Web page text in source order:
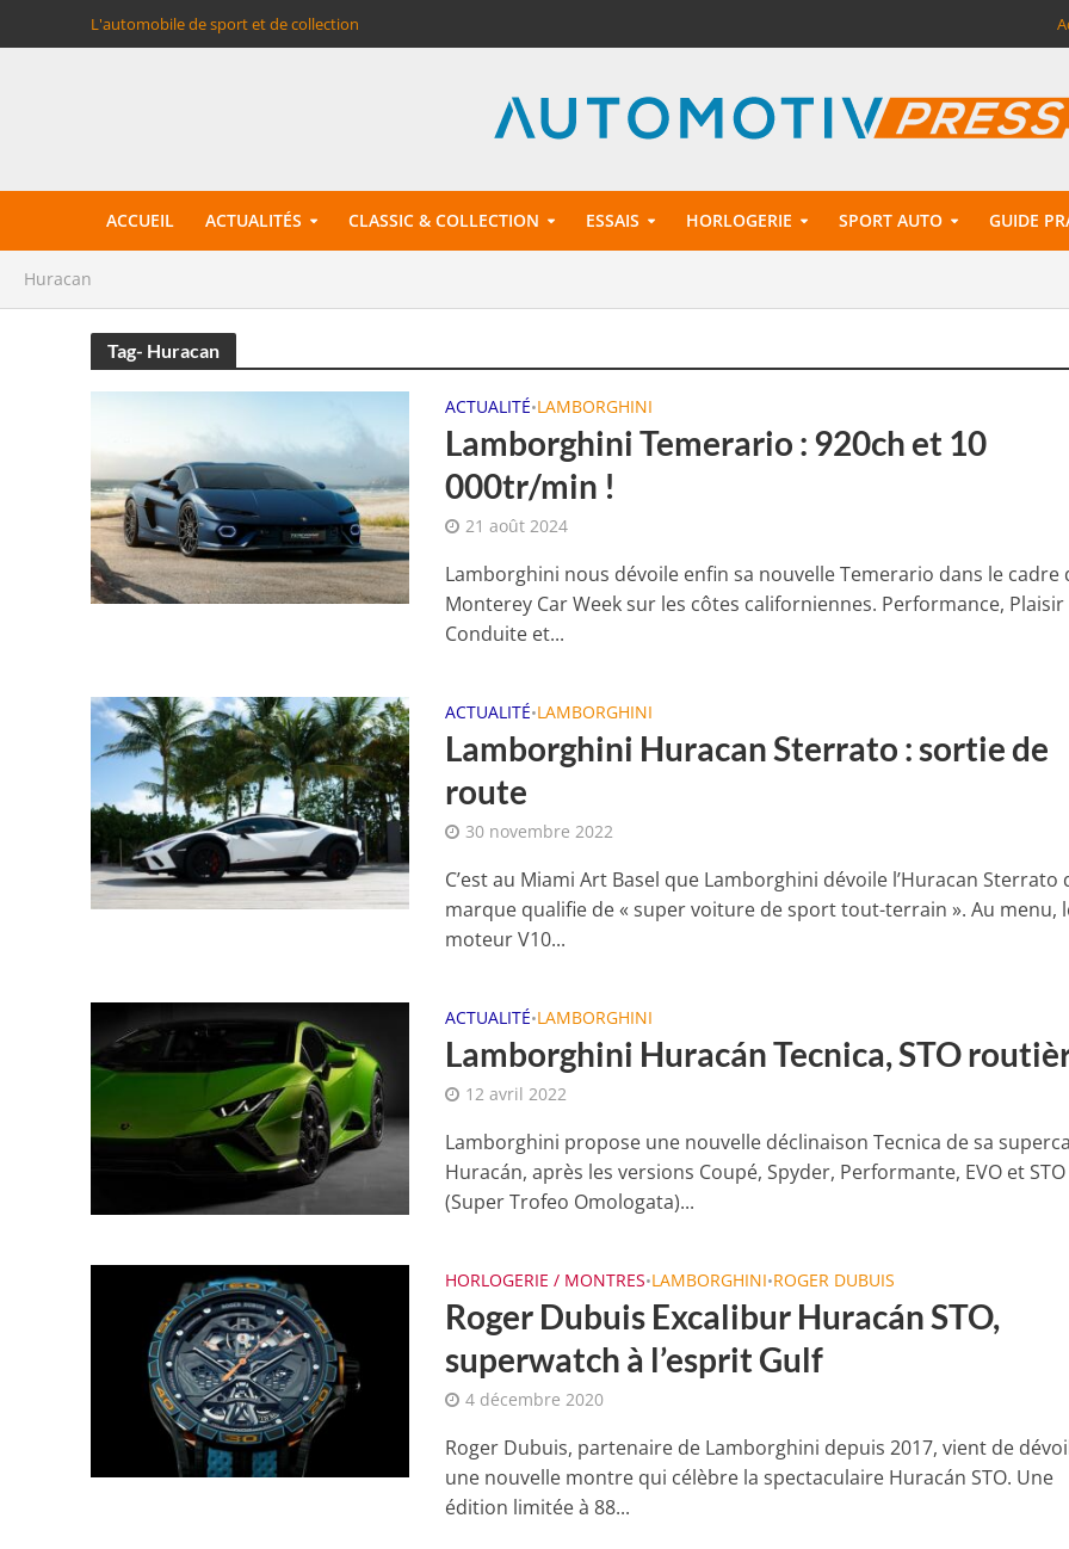
L'automobile de sport et de collection
ACCUEIL ACTUALITÉS CLASSIC & COLLECTION ESSAIS HORLOGERIE SPORT AUTO GUIDE
Huracan
Tag- Huracan
ACTUALITÉ•LAMBORGHINI
Lamborghini Temerario : 920ch et 10
000tr/min !
21 août 2024
Lamborghini nous dévoile enfin sa nouvelle Temerario dans le cadre
Monterey Car Week sur les côtes californiennes. Performance, Plaisir
Conduite et...
ACTUALITÉ•LAMBORGHINI
Lamborghini Huracan Sterrato : sortie de
route
30 novembre 2022
C’est au Miami Art Basel que Lamborghini dévoile l’Huracan Sterrato
marque qualifie de « super voiture de sport tout-terrain ». Au menu,
moteur V10...
ACTUALITÉ•LAMBORGHINI
Lamborghini Huracán Tecnica, STO
12 avril 2022
Lamborghini propose une nouvelle déclinaison Tecnica de sa
Huracán, après les versions Coupé, Spyder, Performante, EVO et STO
(Super Trofeo Omologata)...
HORLOGERIE / MONTRES•LAMBORGHINI•ROGER DUBUIS
Roger Dubuis Excalibur Huracán STO,
superwatch à l’esprit Gulf
4 décembre 2020
Roger Dubuis, partenaire de Lamborghini depuis 2017, vient de
une nouvelle montre qui célèbre la spectaculaire Huracán STO. Une
édition limitée à 88...